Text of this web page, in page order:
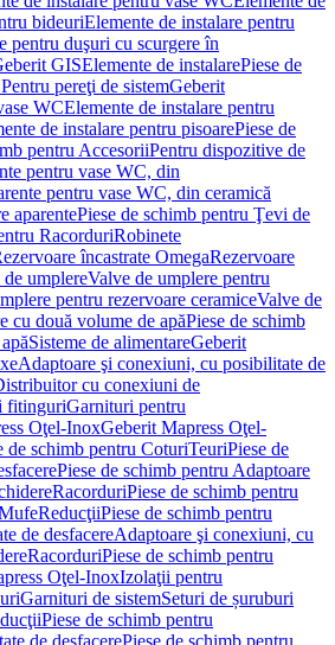
bideuriElemente de instalare pentru
pentru duşuri cu scurgere în
GISElemente de instalarePiese de
pereţi de sistemGeberit
WCElemente de instalare pentru
de instalare pentru pisoarePiese de
pentru AccesoriiPentru dispozitive de
pentru vase WC, din
pentru vase WC, din ceramică
aparentePiese de schimb pentru Ţevi de
RacorduriRobinete
încastrate OmegaRezervoare
umplereValve de umplere pentru
pentru rezervoare ceramiceValve de
cu două volume de apăPiese de schimb
Sisteme de alimentareGeberit
Adaptoare şi conexiuni, cu posibilitate de
cu conexiuni de
fitinguriGarnituri pentru
Oţel-InoxGeberit Mapress Oţel-
de schimb pentru CoturiTeuriPiese de
Piese de schimb pentru Adaptoare
RacorduriPiese de schimb pentru
ReducţiiPiese de schimb pentru
de desfacereAdaptoare şi conexiuni, cu
RacorduriPiese de schimb pentru
Oţel-InoxIzolaţii pentru
Garnituri de sistemSeturi de șuruburi
Piese de schimb pentru
de desfacerePiese de schimb pentru